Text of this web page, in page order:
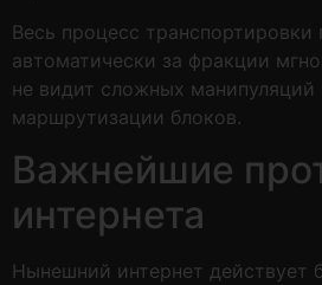
Весь процесс транспортировки
автоматически за фракции
не видит сложных манипуляций
маршрутизации блоков.
Важнейшие
интернета
Нынешний интернет действует